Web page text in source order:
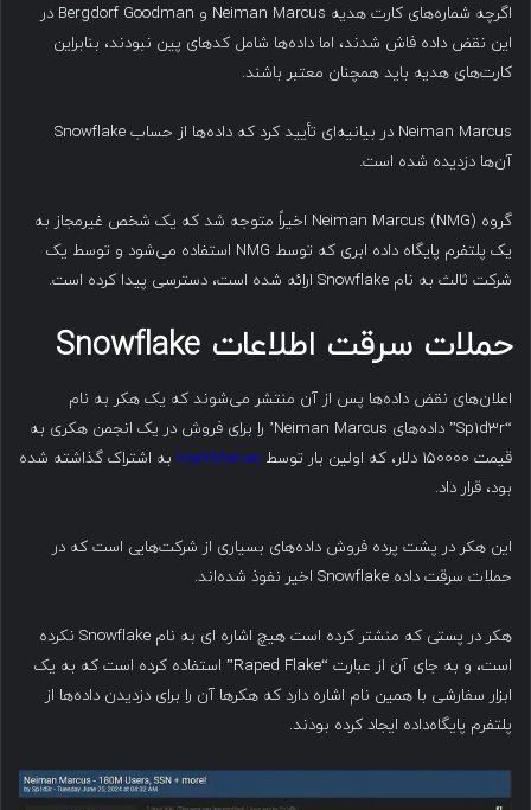
اگرچه شماره‌های کارت هدیه Neiman Marcus و Bergdorf Goodman در
این نقض داده فاش شدند، اما داده‌ها شامل کدهای پین نبودند، بنابراین
کارت‌های هدیه باید همچنان معتبر باشند.
Neiman Marcus در بیانیه‌ای تأیید کرد که داده‌ها از حساب Snowflake
آن‌ها دزدیده شده است.
گروه Neiman Marcus (NMG) اخیراً متوجه شد که یک شخص غیرمجاز به
یک پلتفرم پایگاه داده ابری که توسط NMG استفاده می‌شود و توسط یک
شرکت ثالث به نام Snowflake ارائه شده است، دسترسی پیدا کرده است.
حملات سرقت اطلاعات Snowflake
اعلان‌های نقض داده‌ها پس از آن منتشر می‌شوند که یک هکر به نام
“Sp1d3r” داده‌های Neiman Marcus’ را برای فروش در یک انجمن هکری به
قیمت ۱۵۰۰۰۰ دلار، که اولین بار توسط
HackManac به اشتراک گذاشته شده
بود، قرار داد.
این هکر در پشت پرده فروش داده‌های بسیاری از شرکت‌هایی است که در
حملات سرقت داده Snowflake اخیر نفوذ شده‌اند.
هکر در پستی که منشتر کرده است هیچ اشاره ای به نام Snowflake نکرده
است، و به جای آن از عبارت “Raped Flake” استفاده کرده است که به یک
ابزار سفارشی با همین نام اشاره دارد که هکرها آن را برای دزدیدن داده‌ها از
پلتفرم پایگاه‌داده ایجاد کرده بودند.